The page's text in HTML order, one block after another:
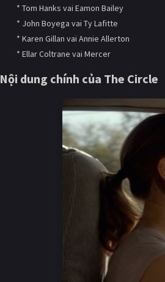
* Tom Hanks vai Eamon Bailey
* John Boyega vai Ty Lafitte
* Karen Gillan vai Annie Allerton
* Ellar Coltrane vai Mercer
Nội dung chính của The Circle